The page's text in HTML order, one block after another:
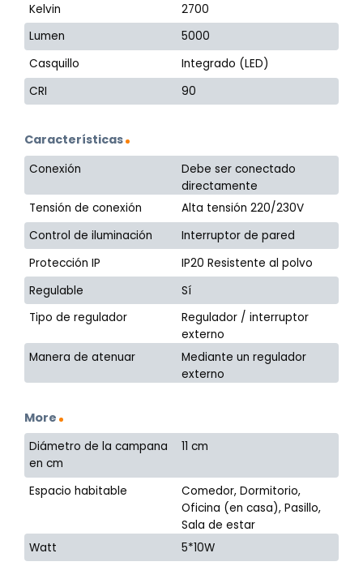
Kelvin
2700
Lumen
5000
Casquillo
Integrado (LED)
CRI
90
Características
Conexión
Debe ser conectado
directamente
Tensión de conexión
Alta tensión 220/230V
Control de iluminación
Interruptor de pared
Protección IP
IP20 Resistente al polvo
Regulable
Sí
Tipo de regulador
Regulador / interruptor
externo
Manera de atenuar
Mediante un regulador
externo
More
Diámetro de la campana
en cm
11 cm
Espacio habitable
Comedor, Dormitorio,
Oficina (en casa), Pasillo,
Sala de estar
Watt
5*10W